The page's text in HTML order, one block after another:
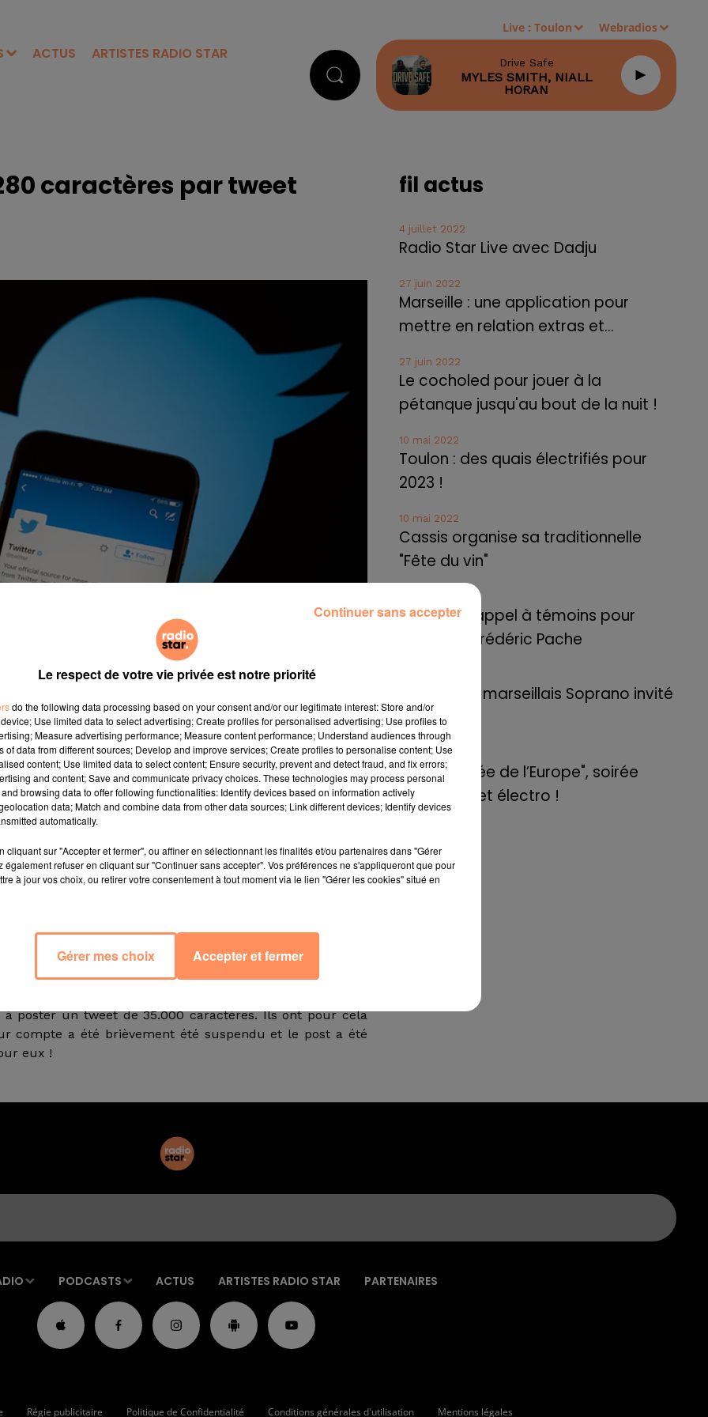
ACTUS ARTISTES RADIO STAR
Live :Toulon Webradios
Drive Safe
MYLES SMITH, NIALL
HORAN
caractères par tweet
dernier, Twitter annonçait sa volonté de doubler le
et entreprenait une période de test auprès de certains
faite ! Vous avez maintenant 280 caractères pour faire
16 dollars environ), la fuite des annonceurs et le nombre
qui devait aussi permettre aux utilisateurs du réseau
les notions de rapidité et brièveté qui font Twitter.
plus facilement et plus souvent, mais surtout
moins de 140 caractères. Dans un tweet, le fondateur
le monde est libre désormais de poster des messages
de cercle indique la progression lors de la rédaction du
poster un tweet de 35.000 caractères. Ils ont pour cela
compte a été brièvement été suspendu et le post a été
eux !
fil actus
4 juillet 2022
Radio Star Live avec Dadju
27 juin 2022
Marseille : une application pour
mettre en relation extras et...
27 juin 2022
Le cocholed pour jouer à la
pétanque jusqu'au bout de la nuit !
10 mai 2022
Toulon : des quais électrifiés pour
2023 !
10 mai 2022
Cassis organise sa traditionnelle
"Fête du vin"
Marseille : appel à témoins pour
retrouver Frédéric Pache
Le rappeur marseillais Soprano invité
de E=M6
8 mai 2022
Aix : "Journée de l’Europe", soirée
danse et set électro !
PODCASTS ACTUS ARTISTES RADIO STAR PARTENAIRES
Régie publicitaire Politique de Confidentialité Conditions générales d'utilisation Mentions légales
Le respect de votre vie privée est notre priorité
do the following data processing based on your consent and/or our legitimate interest: Store and/or
Use limited data to select advertising; Create profiles for personalised advertising; Use profiles to
Measure advertising performance; Measure content performance; Understand audiences through
of data from different sources; Develop and improve services; Create profiles to personalise content; Use
content; Use limited data to select content; Ensure security, prevent and detect fraud, and fix errors;
and content; Save and communicate privacy choices. These technologies may process personal
browsing data to offer following functionalities: Identify devices based on information actively
data; Match and combine data from other data sources; Link different devices; Identify devices
automatically.
cliquant sur "Accepter et fermer", ou affiner en sélectionnant les finalités et/ou partenaires dans "Gérer
également refuser en cliquant sur "Continuer sans accepter". Vos préférences ne s'appliqueront que pour
à jour vos choix, ou retirer votre consentement à tout moment via le lien "Gérer les cookies" situé en
Gérer mes choix Accepter et fermer
Continuer sans accepter